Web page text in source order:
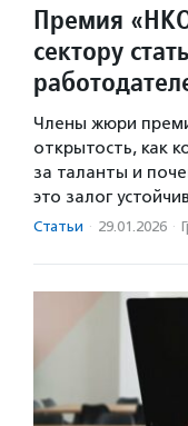
Премия
сектору
Члены жюри
открытость, как
за таланты и
это залог
Статьи · 29.01.2026 ·